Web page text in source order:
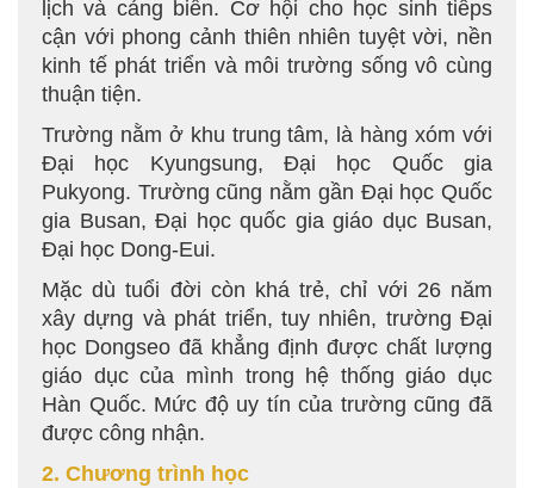
lịch và cảng biển. Cơ hội cho học sinh tiêps
cận với phong cảnh thiên nhiên tuyệt vời, nền
kinh tế phát triển và môi trường sống vô cùng
thuận tiện.
Trường nằm ở khu trung tâm, là hàng xóm với
Đại học Kyungsung, Đại học Quốc gia
Pukyong. Trường cũng nằm gần Đại học Quốc
gia Busan, Đại học quốc gia giáo dục Busan,
Đại học Dong-Eui.
Mặc dù tuổi đời còn khá trẻ, chỉ với 26 năm
xây dựng và phát triển, tuy nhiên, trường Đại
học Dongseo đã khẳng định được chất lượng
giáo dục của mình trong hệ thống giáo dục
Hàn Quốc. Mức độ uy tín của trường cũng đã
được công nhận.
2. Chương trình học